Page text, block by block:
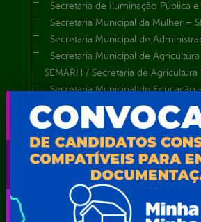
Secretaria de Iluminação Pública
Secretaria Municipal da Mulher –
Secretaria Municipal de
Secretaria Municipal de
SEMARH / Secretaria de Agricultura
Secretaria Municipal de Educação
Secretaria Municipal de Esporte e
Secretaria Municipal de Finanças –
Secretaria Municipal de Governo
Secretaria Municipal de Meio
Secretaria Municipal de
Secretaria Municipal de Relações
Secretaria Municipal de Saúde –